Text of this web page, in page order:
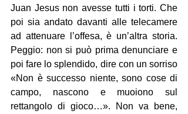
Juan Jesus non avesse tutti i torti. Che
poi sia andato davanti alle telecamere
ad attenuare l’offesa, è un’altra storia.
Peggio: non si può prima denunciare e
poi fare lo splendido, dire con un sorriso
«Non è successo niente, sono cose di
campo, nascono e muoiono sul
rettangolo di gioco…». Non va bene,